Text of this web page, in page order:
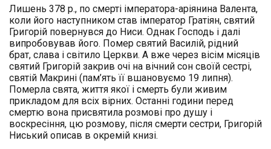
Лишень 378 р., по смерті імператора-аріянина Валента,
коли його наступником став імператор Гратіян, святий
Григорій повернувся до Ниси. Однак Господь і далі
випробовував його. Помер святий Василій, рідний
брат, слава і світило Церкви. А вже через вісім місяців
святий Григорій закрив очі на вічний сон своїй сестрі,
святій Макрині (пам’ять її вшановуємо 19 липня).
Померла свята, життя якої і смерть були живим
прикладом для всіх вірних. Останні години перед
смертю вона присвятила розмові про душу і
воскресіння, цю розмову, після смерти сестри, Григорій
Ниський описав в окремій книзі.